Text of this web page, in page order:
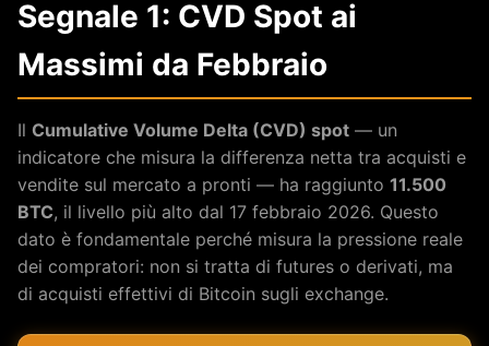
Segnale 1: CVD Spot ai
Massimi da Febbraio
Il Cumulative Volume Delta (CVD) spot — un
indicatore che misura la differenza netta tra acquisti e
vendite sul mercato a pronti — ha raggiunto 11.500
BTC, il livello più alto dal 17 febbraio 2026. Questo
dato è fondamentale perché misura la pressione reale
dei compratori: non si tratta di futures o derivati, ma
di acquisti effettivi di Bitcoin sugli exchange.